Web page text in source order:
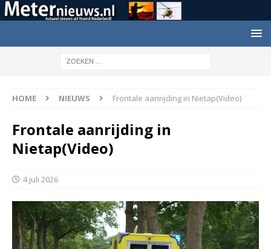
HOME NIEUWS Frontale aanrijding in Nietap(Video)
Frontale aanrijding in
Nietap(Video)
4 juli 2026